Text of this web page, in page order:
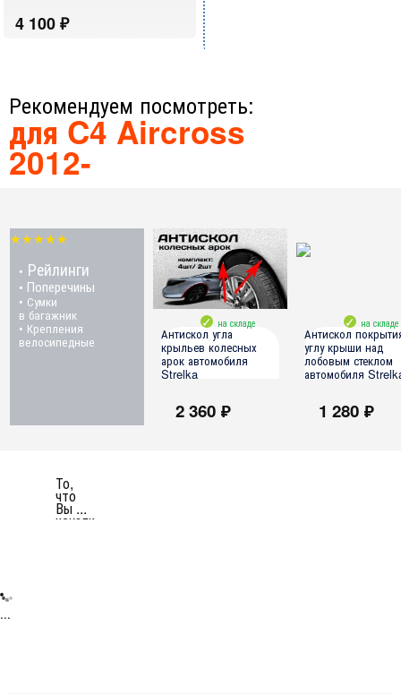
Рекомендуем посмотреть:
для C4 Aircross
2012-
★★★★★
• Рейлинги
• Поперечины
• Сумки
в багажник
• Крепления
велосипедные
на складе
Антискол угла
крыльев колесных
арок автомобиля
Strelka
все модели2 360 ₽
на складе
Антискол
углу крыши над
лобовым стеклом
автомобиля
все модели1 280 ₽
То,
что
Вы ...
искали
...